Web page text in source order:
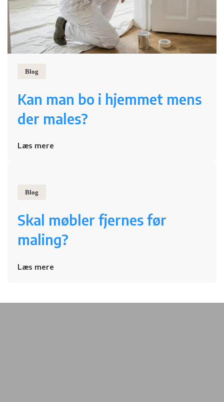
Blog
Kan man bo i hjemmet mens
der males?
Læs mere
Blog
Skal møbler fjernes før
maling?
Læs mere